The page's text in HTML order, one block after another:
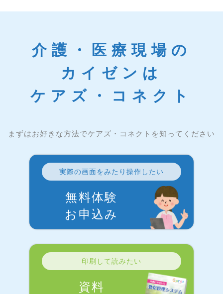
介護・医療現場の
カイゼンは
ケアズ・コネクト
まずはお好きな方法でケアズ・コネクトを知ってください
実際の画面をみたり操作したい
無料体験
お申込み
印刷して読みたい
資料